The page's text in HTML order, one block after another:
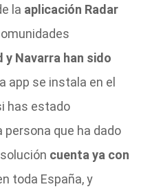
la aplicación Radar
y Navarra han sido
app se instala en el
has estado
que ha dado
cuenta ya con
toda España, y